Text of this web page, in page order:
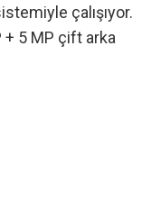
çalışıyor.
+ 5 MP çift arka